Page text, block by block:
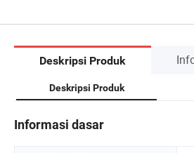
Deskripsi Produk
Deskripsi Produk
Informasi dasar